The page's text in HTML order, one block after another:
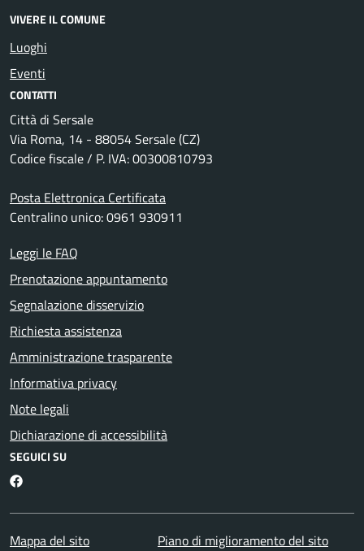
VIVERE IL COMUNE
Luoghi
Eventi
CONTATTI
Città di Sersale
Via Roma, 14 - 88054 Sersale (CZ)
Codice fiscale / P. IVA: 00300810793
Posta Elettronica Certificata
Centralino unico: 0961 930911
Leggi le FAQ
Prenotazione appuntamento
Segnalazione disservizio
Richiesta assistenza
Amministrazione trasparente
Informativa privacy
Note legali
Dichiarazione di accessibilità
SEGUICI SU
Facebook
Mappa del sito Piano di miglioramento del sito